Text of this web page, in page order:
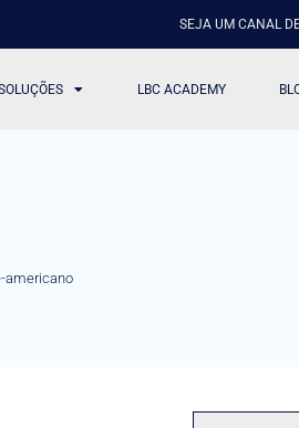
SEJA UM CANAL
LBC ACADEMY
americano